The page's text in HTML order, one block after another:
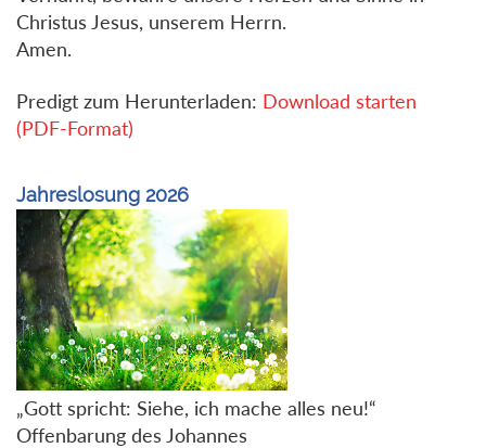
Christus Jesus, unserem Herrn.
Amen.
Predigt zum Herunterladen: Download starten
(PDF-Format)
Jahreslosung 2026
„Gott spricht: Siehe, ich mache alles neu!“
Offenbarung des Johannes